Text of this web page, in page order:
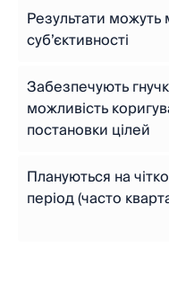
Результати
суб’єктивності
Забезпечують
можливість
постановки цілей
Плануються на
період (часто